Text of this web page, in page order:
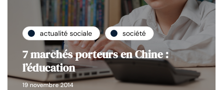
actualité sociale société
7 marchés porteurs en Chine :
l’éducation
19 novembre 2014